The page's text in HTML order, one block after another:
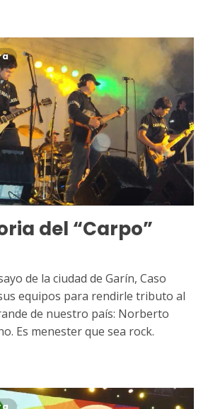
del “Carpo”
de la ciudad de Garín, Caso
equipos para rendirle tributo al
de nuestro país: Norberto
Es menester que sea rock.